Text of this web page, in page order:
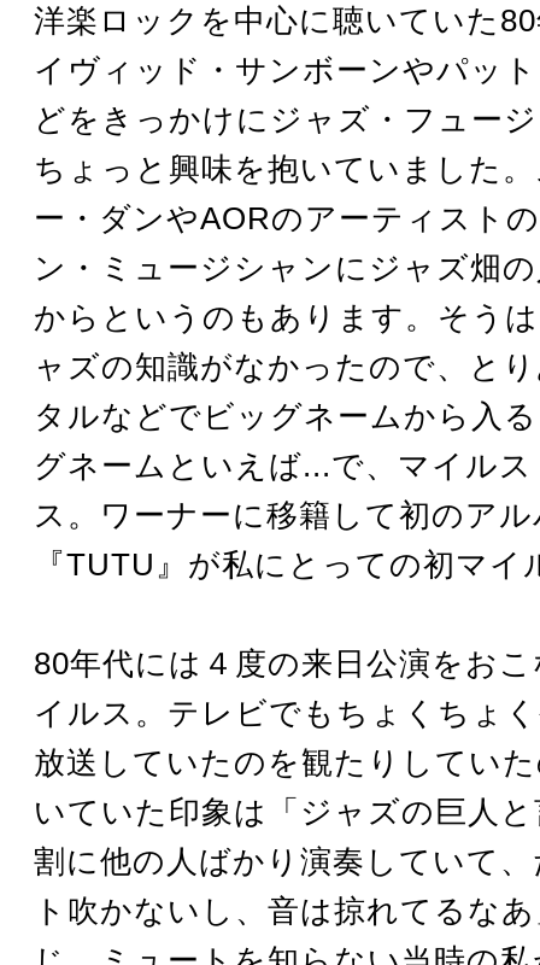
洋楽ロックを中心に聴いていた
イヴィッド・サンボーンやパッ
どをきっかけにジャズ・フュー
ちょっと興味を抱いていました
ー・ダンやAORのアーティスト
ン・ミュージシャンにジャズ畑
からというのもあります。そう
ャズの知識がなかったので、と
タルなどでビッグネームから入
グネームといえば...で、マイル
ス。ワーナーに移籍して初のア
『TUTU』が私にとっての初マイ
80年代には４度の来日公演をお
イルス。テレビでもちょくちょ
放送していたのを観たりしてい
いていた印象は「ジャズの巨人
割に他の人ばかり演奏していて
ト吹かないし、音は掠れてるな